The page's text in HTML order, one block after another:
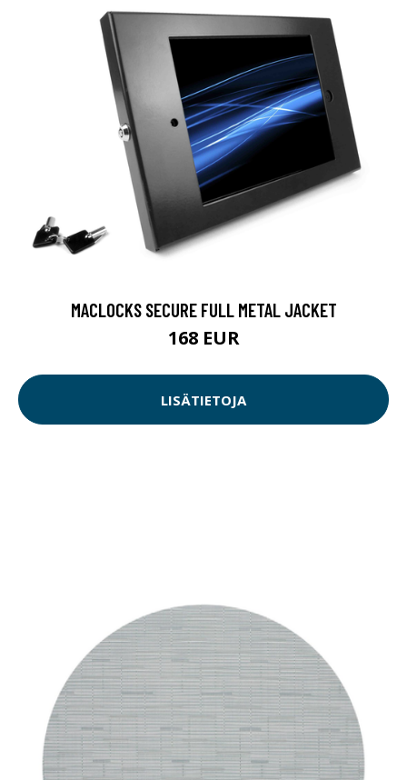
MACLOCKS SECURE FULL METAL JACKET
168 EUR
LISÄTIETOJA